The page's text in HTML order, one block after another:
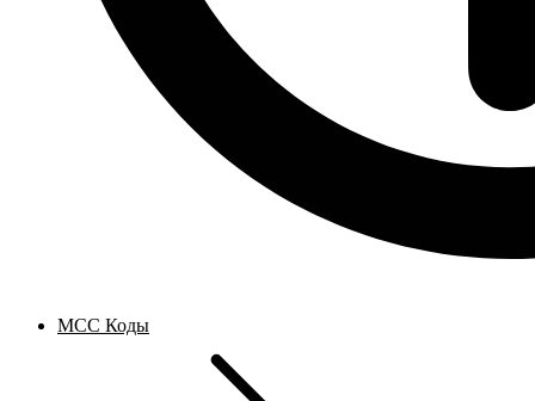
MCC Коды